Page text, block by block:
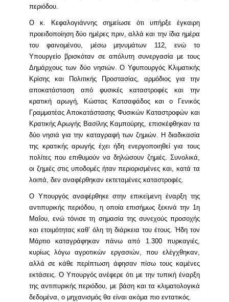
περιόδου.
Ο κ. Κεφαλογιάννης σημείωσε ότι υπήρξε έγκαιρη
προειδοποίηση δύο ημέρες πριν, αλλά και την ίδια ημέρα
του φαινομένου, μέσω μηνυμάτων 112, ενώ το
Υπουργείο βρισκόταν σε απόλυτη συνεργασία με τους
Δημάρχους των δύο νησιών. Ο Υφυπουργός Κλιματικής
Κρίσης και Πολιτικής Προστασίας, αρμόδιος για την
αποκατάσταση από φυσικές καταστροφές και την
κρατική αρωγή, Κώστας Κατσαφάδος και ο Γενικός
Γραμματέας Αποκατάστασης Φυσικών Καταστροφών και
Κρατικής Αρωγής Βασίλης Καμπούρης, επισκέφθηκαν τα
δύο νησιά για την καταγραφή των ζημιών. Η διαδικασία
της κρατικής αρωγής έχει ήδη ενεργοποιηθεί για τους
πολίτες που επιθυμούν να δηλώσουν ζημιές. Συνολικά,
οι ζημιές στις υποδομές ήταν περιορισμένες και, κατά τα
λοιπά, δεν αναφέρθηκαν εκτεταμένες καταστροφές.
Ο Υπουργός αναφέρθηκε στην επικείμενη έναρξη της
αντιπυρικής περιόδου, η οποία επισήμως ξεκινά την 1η
Μαΐου, ενώ τόνισε τη σημασία της συνεχούς προσοχής
και ετοιμότητας καθ’ όλη τη διάρκεια του έτους. Ήδη τον
Μάρτιο καταγράφηκαν πάνω από 1.300 πυρκαγιές,
κυρίως λόγω αγροτικών εργασιών, που ελέγχθηκαν,
αλλά σε κάθε περίπτωση άφησαν πίσω τους καμένες
εκτάσεις. Ο Υπουργός ανέφερε ότι με την τυπική έναρξη
της αντιπυρικής περιόδου, με βάση και τα κλιματολογικά
δεδομένα, ο μηχανισμός θα είναι ακόμα πιο εντατικός.